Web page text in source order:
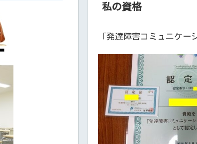
私の資格
「発達障害コミュニケー